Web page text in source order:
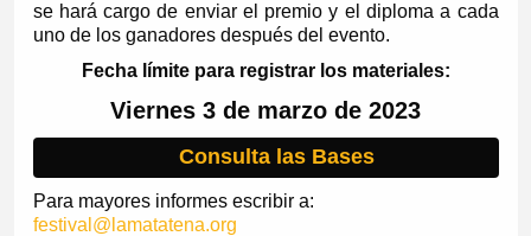
se hará cargo de enviar el premio y el diploma a cada
uno de los ganadores después del evento.
Fecha límite para registrar los materiales:
Viernes 3 de marzo de 2023
Consulta las Bases
Para mayores informes escribir a:
festival@lamatatena.org